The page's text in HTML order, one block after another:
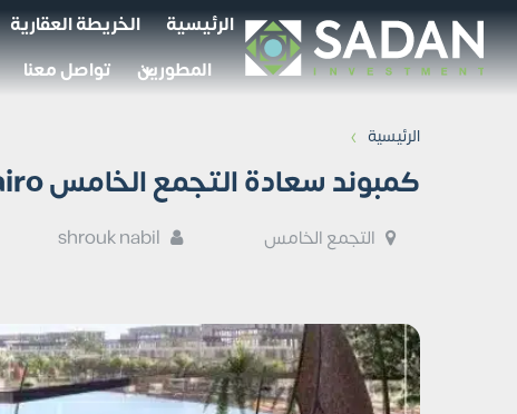
الرئيسية الخريطة العقارية
المطورين
تواصل معنا
الرئيسية ›
كمبوند سعادة التجمع الخامس Saada New Cairo تفاصيل وأسعار
التجمع الخامس